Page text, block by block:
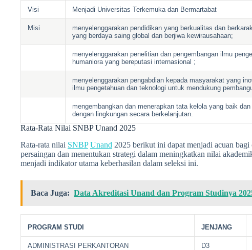
Visi Menjadi Universitas Terkemuka dan Bermartabat
Misi
menyelenggarakan pendidikan yang berkualitas dan
yang berdaya saing global dan berjiwa kewirausahaan;
menyelenggarakan penelitian dan pengembangan ilmu
humaniora yang bereputasi internasional ;
menyelenggarakan pengabdian kepada masyarakat yang
ilmu pengetahuan dan teknologi untuk mendukung
mengembangkan dan menerapkan tata kelola yang baik
dengan lingkungan secara berkelanjutan.
Rata-Rata Nilai SNBP Unand 2025
Rata-rata nilai SNBP Unand 2025 berikut ini dapat menjadi acuan
persaingan dan menentukan strategi dalam meningkatkan nilai
menjadi indikator utama keberhasilan dalam seleksi ini.
Baca Juga: Data Akreditasi Unand dan Program Studinya
PROGRAM STUDI JENJANG
ADMINISTRASI PERKANTORAN D3